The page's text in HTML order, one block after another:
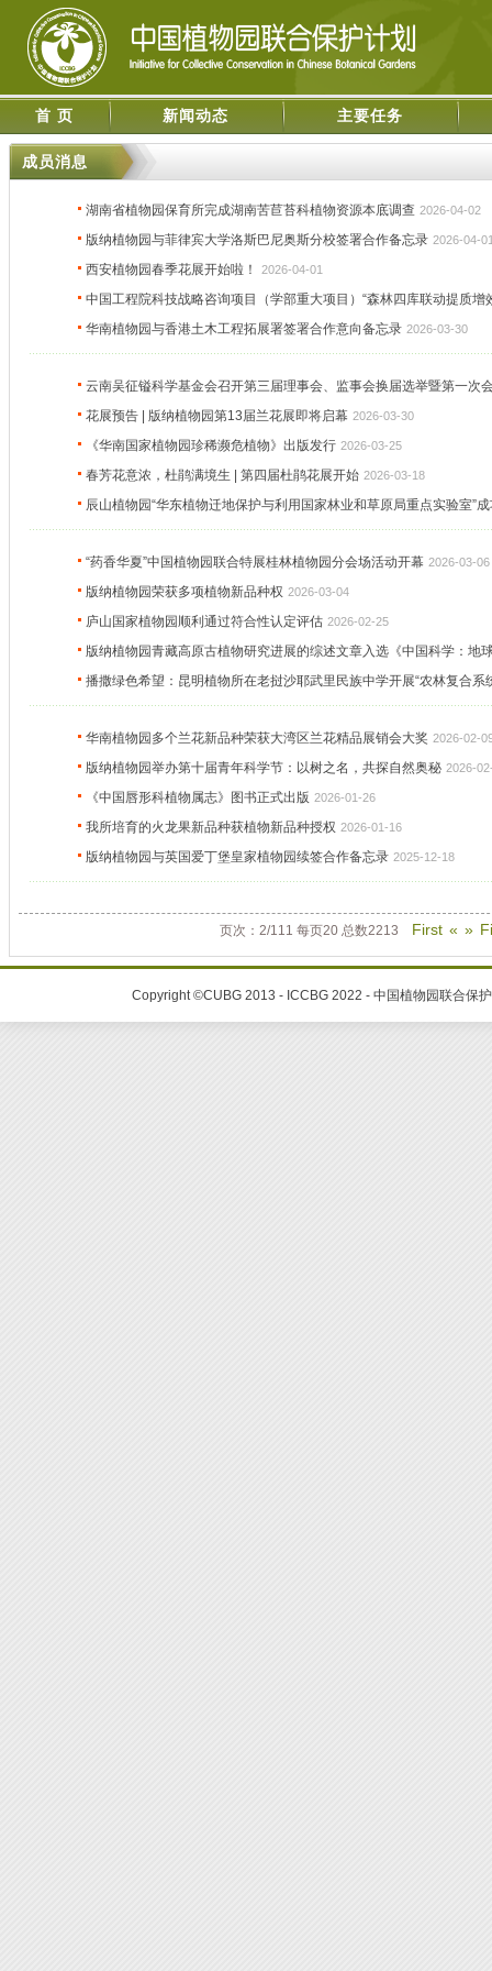
首 页 新闻动态 主要任务
成员消息
湖南省植物园保育所完成湖南苦苣苔科植物资源本底调查 2026-04-02
版纳植物园与菲律宾大学洛斯巴尼奥斯分校签署合作备忘录 2026-04-
西安植物园春季花展开始啦！ 2026-04-01
中国工程院科技战略咨询项目（学部重大项目）“森林四库联动提质
华南植物园与香港土木工程拓展署签署合作意向备忘录 2026-03-30
云南吴征镒科学基金会召开第三届理事会、监事会换届选举暨第一次
花展预告 | 版纳植物园第13届兰花展即将启幕 2026-03-30
《华南国家植物园珍稀濒危植物》出版发行 2026-03-25
春芳花意浓，杜鹃满境生 | 第四届杜鹃花展开始 2026-03-18
辰山植物园“华东植物迁地保护与利用国家林业和草原局重点实验室”
“药香华夏”中国植物园联合特展桂林植物园分会场活动开幕 2026-03-06
版纳植物园荣获多项植物新品种权 2026-03-04
庐山国家植物园顺利通过符合性认定评估 2026-02-25
版纳植物园青藏高原古植物研究进展的综述文章入选《中国科学：地
播撒绿色希望：昆明植物所在老挝沙耶武里民族中学开展“农林复合系
华南植物园多个兰花新品种荣获大湾区兰花精品展销会大奖 2026-02-
版纳植物园举办第十届青年科学节：以树之名，共探自然奥秘 2026-
《中国唇形科植物属志》图书正式出版 2026-01-26
我所培育的火龙果新品种获植物新品种授权 2026-01-16
版纳植物园与英国爱丁堡皇家植物园续签合作备忘录 2025-12-18
页次：2/111 每页20 总数2213 First « »
Copyright ©CUBG 2013 - ICCBG 2022 - 中国植物园联合保